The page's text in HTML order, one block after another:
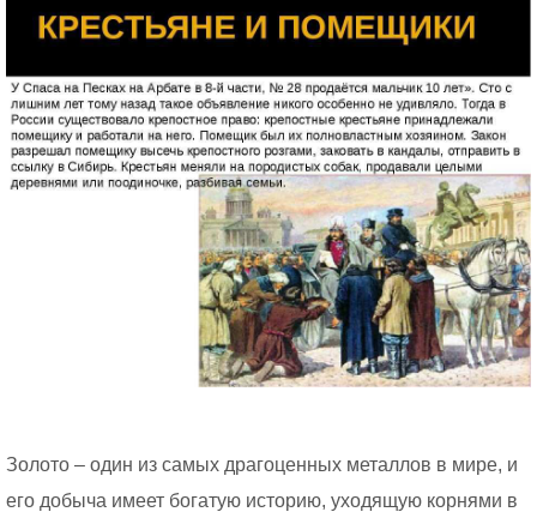
Золото – один из самых драгоценных металлов в мире, и
его добыча имеет богатую историю, уходящую корнями в